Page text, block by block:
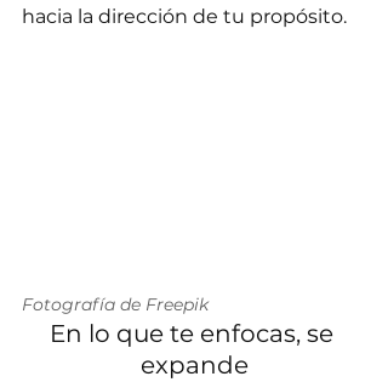
hacia la dirección de tu propósito.
Fotografía de Freepik
En lo que te enfocas, se
expande